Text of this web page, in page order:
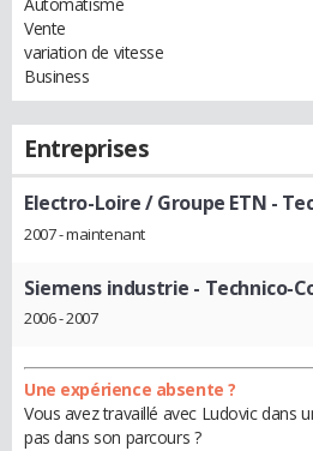
Vente
variation de vitesse
Business
Entreprises
Electro-Loire / Groupe ETN -
2007 - maintenant
Siemens industrie - Technico-
2006 - 2007
Une expérience absente ?
Vous avez travaillé avec Ludovic dans
pas dans son parcours ?